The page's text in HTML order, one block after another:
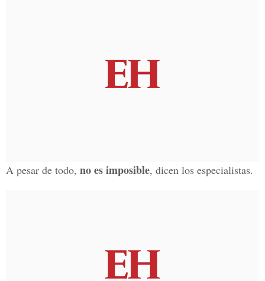
A pesar de todo, no es imposible, dicen los especialistas.